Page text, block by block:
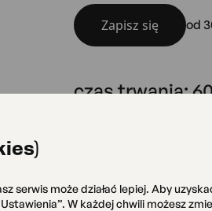
serwis może działać lepiej. Aby
W każdej chwili możesz
Zapisz się od
czas trwania: